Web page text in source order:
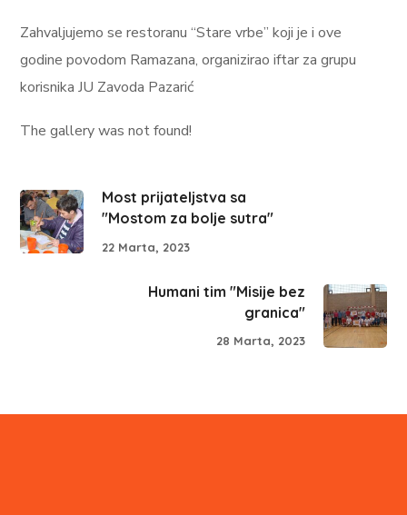
Zahvaljujemo se restoranu “Stare vrbe” koji je i ove
godine povodom Ramazana, organizirao iftar za grupu
korisnika JU Zavoda Pazarić
The gallery was not found!
Most prijateljstva sa
"Mostom za bolje sutra"
22 Marta, 2023
Humani tim "Misije bez
granica"
28 Marta, 2023